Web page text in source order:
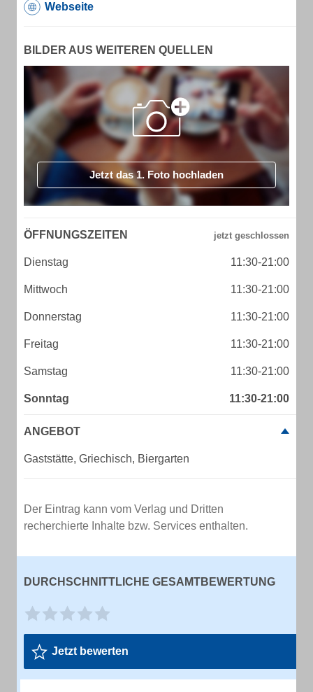
Webseite
BILDER AUS WEITEREN QUELLEN
Jetzt das 1. Foto hochladen
ÖFFNUNGSZEITEN
Dienstag 11:30-21:00
Mittwoch 11:30-21:00
Donnerstag 11:30-21:00
Freitag 11:30-21:00
Samstag 11:30-21:00
Sonntag 11:30-21:00
ANGEBOT
Gaststätte, Griechisch, Biergarten
Der Eintrag kann vom Verlag und Dritten
recherchierte Inhalte bzw. Services enthalten.
DURCHSCHNITTLICHE GESAMTBEWERTUNG
Jetzt bewerten